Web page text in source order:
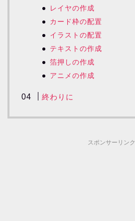
レイヤの作成
カード枠の配置
イラストの配置
テキストの作成
箔押しの作成
アニメの作成
終わりに
スポンサーリンク